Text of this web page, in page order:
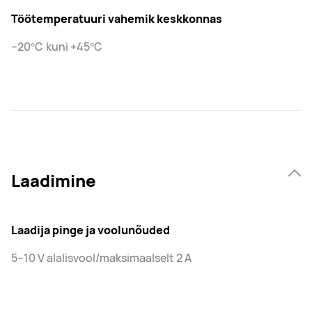
Töötemperatuuri vahemik keskkonnas
–20℃ kuni +45℃
Laadimine
Laadija pinge ja voolunõuded
5–10 V alalisvool/maksimaalselt 2 A